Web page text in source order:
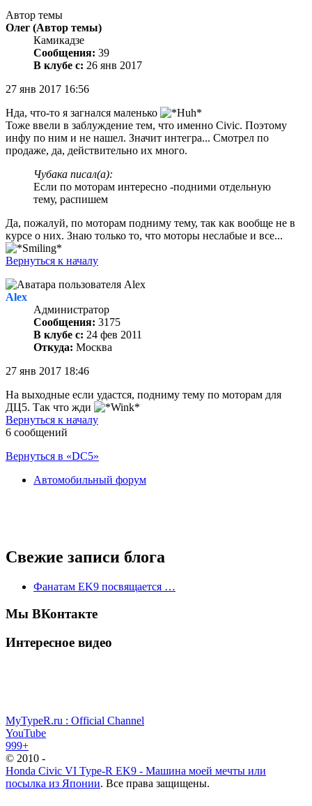
Автор темы
Олег (Автор темы)
Камикадзе
Сообщения: 39
В клубе с: 26 янв 2017
27 янв 2017 16:56
Нда, что-то я загнался маленько
Тоже ввели в заблуждение тем, что именно Civic. Поэтому
инфу по ним и не нашел. Значит интегра... Смотрел по
продаже, да, действительно их много.
Чубака писал(а):
Если по моторам интересно -подними отдельную
тему, распишем
Да, пожалуй, по моторам подниму тему, так как вообще не в
курсе о них. Знаю только то, что моторы неслабые и все...
Вернуться к началу
Alex
Администратор
Сообщения: 3175
В клубе с: 24 фев 2011
Откуда: Москва
27 янв 2017 18:46
На выходные если удастся, подниму тему по моторам для
ДЦ5. Так что жди
Вернуться к началу
6 сообщений
Вернуться в «DC5»
Автомобильный форум
Свежие записи блога
Фанатам EK9 посвящается …
Мы ВКонтакте
Интересное видео
MyTypeR.ru : Official Channel
YouTube
999+
© 2010 -
Honda Civic VI Type-R EK9 - Машина моей мечты или
посылка из Японии. Все права защищены.